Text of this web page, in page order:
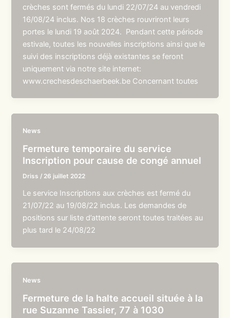
crèches sont fermés du lundi 22/07/24 au vendredi
16/08/24 inclus. Nos 18 crèches rouvriront leurs
portes le lundi 19 août 2024. Pendant cette période
estivale, toutes les nouvelles inscriptions ainsi que le
suivi des inscriptions déjà existantes se feront
uniquement via notre site internet:
www.crechesdeschaerbeek.be Concernant toutes
News
Fermeture temporaire du service
Inscription pour cause de congé annuel
Driss / 26 juillet 2022
Le service Inscriptions aux crèches est fermé du
21/07/22 au 19/08/22 inclus. Les demandes de
positions sur liste d’attente seront toutes traitées au
plus tard le 24/08/22
News
Fermeture de la halte accueil située à la
rue Suzanne Tassier, 77 à 1030